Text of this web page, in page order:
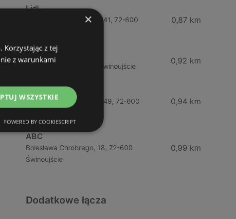
Lidl
Ul. Bohaterów Września 41, 72-600
0,87 km
ABC
Barlickiego, 4, 72-600 Świnoujście
0,92 km
Żabka
Ul. Bohaterów Września 49, 72-600
0,94 km
ABC
Bolesława Chrobrego, 18, 72-600
Świnoujście
0,99 km
Dodatkowe łącza
×
Korzystając z tej
z warunkami
WSZYSTKIE
POWERED BY COOKIESCRIPT